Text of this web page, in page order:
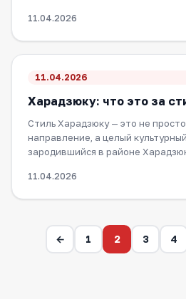
11.04.2026
11.04.2026
Харадзюку: что это за
Стиль Харадзюку — это не
направление, а целый
зародившийся в районе
11.04.2026
← 1 2 3 4